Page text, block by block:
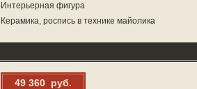
Интерьерная фигура
Керамика, роспись в технике майолика
49 360 руб.